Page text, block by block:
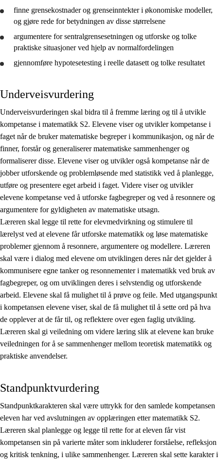
finne grensekostnader og grenseinntekter i økonomiske modeller,
og gjøre rede forbetydningen av disse størrelsene
argumentere for sentralgrensesetningen og utforske og tolke
praktiske situasjoner ved hjelp av normalfordelingen
gjennomføre hypotesetesting i reelle datasett og tolke resultatet
Underveisvurdering
Underveisvurderingen skal bidra til å fremme læring og til å utvikle
kompetanse i matematikk S2. Elevene viser og utvikler kompetanse i
faget når de bruker matematiske begreper i kommunikasjon, og når de
finner, forstår og generaliserer matematiske sammenhenger og
formaliserer disse. Elevene viser og utvikler også kompetanse når de
jobber utforskende og problemløsende med statistikk ved å planlegge,
utføre og presentere eget arbeid i faget. Videre viser og utvikler
elevene kompetanse ved å utforske fagbegreper og ved å resonnere og
argumentere for gyldigheten av matematiske utsagn.
Læreren skal legge til rette for elevmedvirkning og stimulere til
lærelyst ved at elevene får utforske matematikk og løse matematiske
problemer gjennom å resonnere, argumentere og modellere. Læreren
skal være i dialog med elevene om utviklingen deres når det gjelder å
kommunisere egne tanker og resonnementer i matematikk ved bruk av
fagbegreper, og om utviklingen deres i selvstendig og utforskende
arbeid. Elevene skal få mulighet til å prøve og feile. Med utgangspunkt
i kompetansen elevene viser, skal de få mulighet til å sette ord på hva
de opplever at de får til, og reflektere over egen faglig utvikling.
Læreren skal gi veiledning om videre læring slik at elevene kan bruke
veiledningen for å se sammenhenger mellom teoretisk matematikk og
praktiske anvendelser.
Standpunktvurdering
Standpunktkarakteren skal være uttrykk for den samlede kompetansen
eleven har ved avslutningen av opplæringen etter matematikk S2.
Læreren skal planlegge og legge til rette for at eleven får vist
kompetansen sin på varierte måter som inkluderer forståelse, refleksjon
og kritisk tenkning, i ulike sammenhenger. Læreren skal sette karakter i